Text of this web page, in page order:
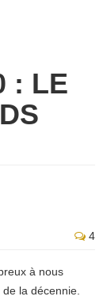
: LE
4
à nous
la décennie.